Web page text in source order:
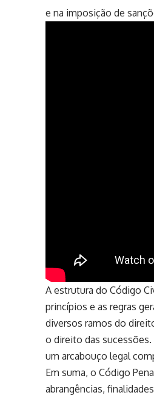
e na imposição de
A estrutura do Código
princípios e as regras
diversos ramos do
o direito das
um arcabouço legal
Em suma, o Código
abrangências,